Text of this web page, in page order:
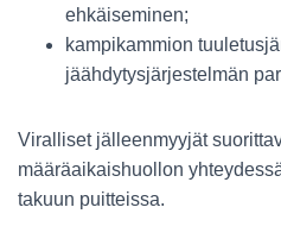
ehkäiseminen;
kampikammion
jäähdytysjärjestelmän
Viralliset jälleenmyyjät
määräaikaishuollon
takuun puitteissa.